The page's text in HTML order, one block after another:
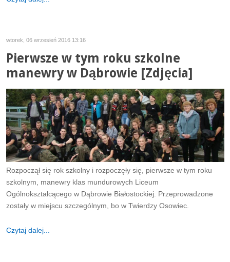
wtorek, 06 wrzesień 2016 13:16
Pierwsze w tym roku szkolne
manewry w Dąbrowie [Zdjęcia]
Rozpoczął się rok szkolny i rozpoczęły się, pierwsze w tym roku
szkolnym, manewry klas mundurowych Liceum
Ogólnokształcącego w Dąbrowie Białostockiej. Przeprowadzone
zostały w miejscu szczególnym, bo w Twierdzy Osowiec.
Czytaj dalej...